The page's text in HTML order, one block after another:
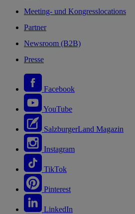
Meeting- und Kongresslocations
Partner
Newsroom (B2B)
Presse
Facebook
YouTube
SalzburgerLand Magazin
Instagram
TikTok
Pinterest
LinkedIn